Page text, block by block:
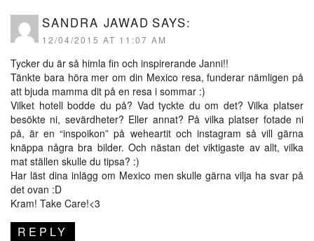
SANDRA JAWAD SAYS:
12/04/2015 AT 11:07 AM
Tycker du är så himla fin och inspirerande Janni!!
Tänkte bara höra mer om din Mexico resa, funderar nämligen på
att bjuda mamma dit på en resa i sommar :)
Vilket hotell bodde du på? Vad tyckte du om det? Vilka platser
besökte ni, sevärdheter? Eller annat? På vilka platser fotade ni
på, är en “inspoikon” på weheartit och instagram så vill gärna
knäppa några bra bilder. Och nästan det viktigaste av allt, vilka
mat ställen skulle du tipsa? :)
Har läst dina inlägg om Mexico men skulle gärna vilja ha svar på
det ovan :D
Kram! Take Care!<3
REPLY